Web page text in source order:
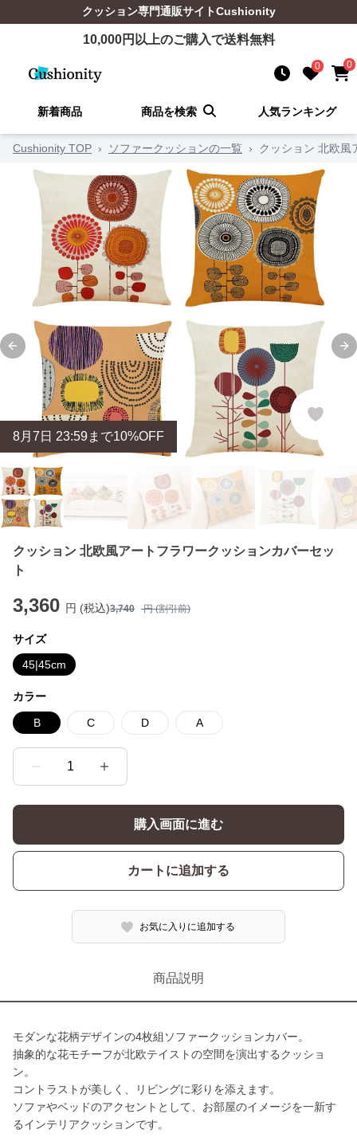
クッション専門通販サイトCushionity
10,000円以上のご購入で送料無料
0 0
新着商品 商品を検索 人気ランキング
Cushionity TOP › ソファークッションの一覧 › クッション 北欧風
Previous slide
8月 7 日 23:59まで10%OFF
クッション 北欧風アートフラワークッションカバーセッ
ト
3,360 円 (税込)3,740 円 (割引前)
サイズ
45|45cm
カラー
B C D A
1
購入画面に進む
カートに追加する
お気に入りに追加する
商品説明
モダンな花柄デザインの4枚組ソファークッションカバー。
抽象的な花モチーフが北欧テイストの空間を演出するクッショ
ン。
コントラストが美しく、リビングに彩りを添えます。
ソファやベッドのアクセントとして、お部屋のイメージを一新す
るインテリアクッションです。